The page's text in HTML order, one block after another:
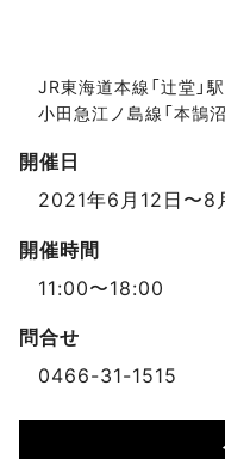
JR東海道本線「辻堂」
小田急江ノ島線「本鵠
開催日
2021年6月12日〜8
開催時間
11:00〜18:00
問合せ
0466-31-1515